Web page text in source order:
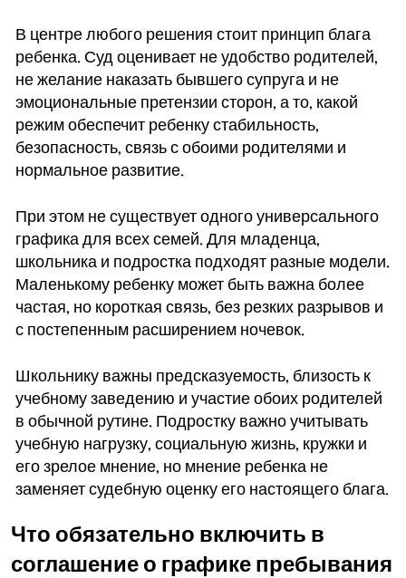
В центре любого решения стоит принцип блага
ребенка. Суд оценивает не удобство родителей,
не желание наказать бывшего супруга и не
эмоциональные претензии сторон, а то, какой
режим обеспечит ребенку стабильность,
безопасность, связь с обоими родителями и
нормальное развитие.
При этом не существует одного универсального
графика для всех семей. Для младенца,
школьника и подростка подходят разные модели.
Маленькому ребенку может быть важна более
частая, но короткая связь, без резких разрывов и
с постепенным расширением ночевок.
Школьнику важны предсказуемость, близость к
учебному заведению и участие обоих родителей
в обычной рутине. Подростку важно учитывать
учебную нагрузку, социальную жизнь, кружки и
его зрелое мнение, но мнение ребенка не
заменяет судебную оценку его настоящего блага.
Что обязательно включить в
соглашение о графике пребывания